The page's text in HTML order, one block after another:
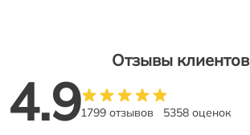
Отзывы клиентов
4.91799 отзывов 5358 оценок